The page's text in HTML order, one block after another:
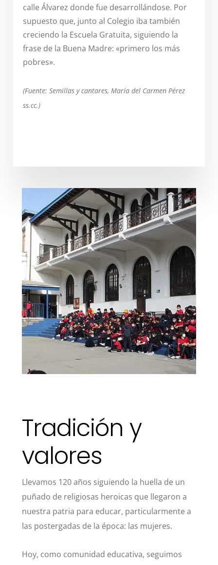
calle Álvarez donde fue desarrollándose. Por
supuesto que, junto al Colegio iba también
creciendo la Escuela Gratuita, siguiendo la
frase de la Buena Madre: «primero los más
pobres».
(Fuente: Semillas y cantares, María del Carmen Pérez
ss.cc.)
Tradición y
valores
Llevamos 120 años siguiendo la huella de un
puñado de religiosas heroicas que llegaron a
nuestra patria para educar, particularmente a
las postergadas de la época: las mujeres.
Hoy, como comunidad educativa, seguimos